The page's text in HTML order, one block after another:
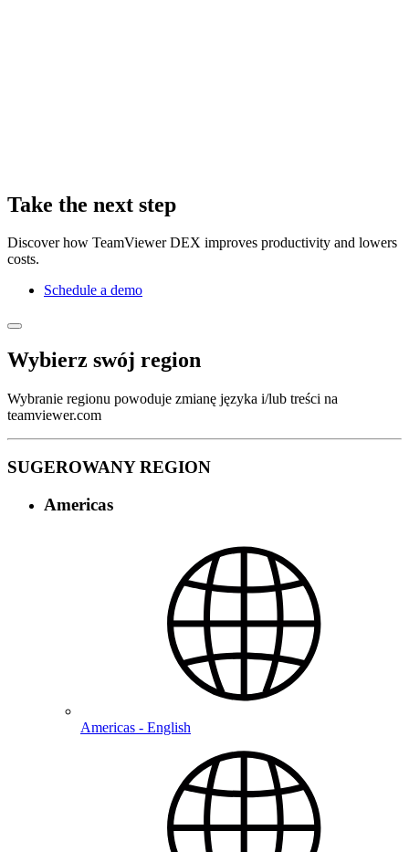
Take the next step
Discover how TeamViewer DEX improves productivity and lowers
costs.
Schedule a demo
Wybierz swój region
Wybranie regionu powoduje zmianę języka i/lub treści na
teamviewer.com
SUGEROWANY REGION
Americas
Americas - English